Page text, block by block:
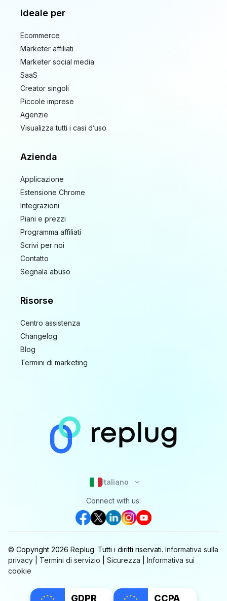
Ideale per
Ecommerce
Marketer affiliati
Marketer social media
SaaS
Creator singoli
Piccole imprese
Agenzie
Visualizza tutti i casi d’uso
Azienda
Applicazione
Estensione Chrome
Integrazioni
Piani e prezzi
Programma affiliati
Scrivi per noi
Contatto
Segnala abuso
Risorse
Centro assistenza
Changelog
Blog
Termini di marketing
Italiano
Connect with us:
© Copyright 2026 Replug. Tutti i diritti riservati. Informativa sulla
privacy
Termini di servizio Sicurezza
Informativa sui
cookie
GDPR CCPA